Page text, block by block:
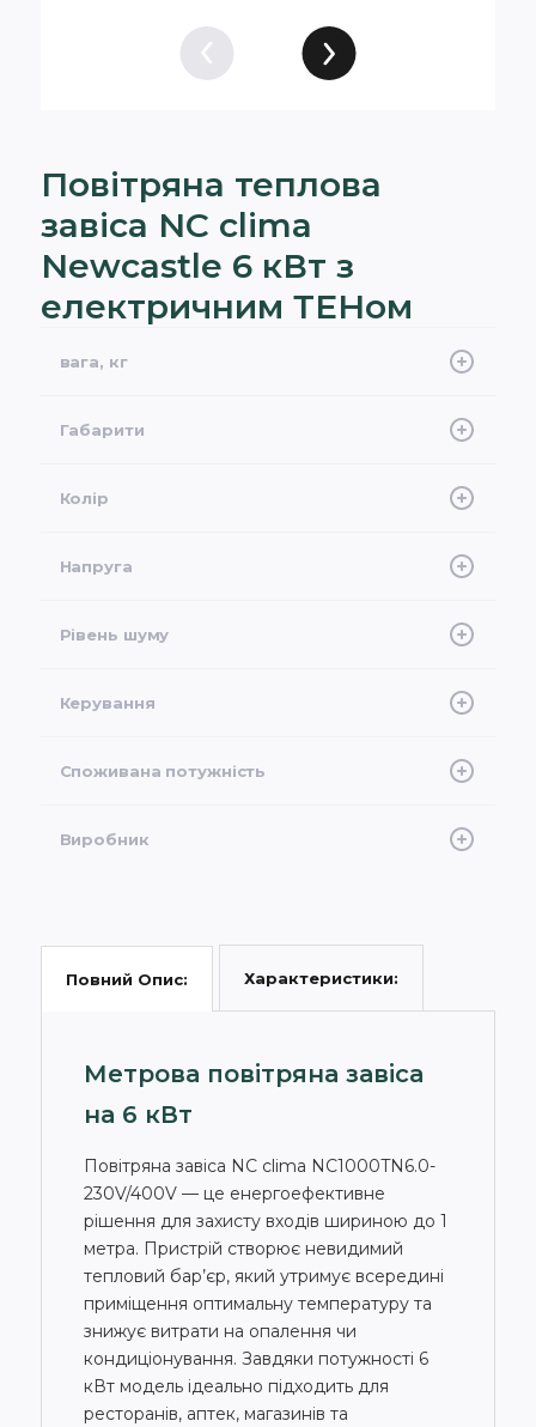
Повітряна теплова
завіса NC clima
Newcastle 6 кВт з
електричним ТЕНом
вага, кг
Габарити
Колір
Напруга
Рівень шуму
Керування
Споживана потужність
Виробник
Повний Опис: Характеристики:
Метрова повітряна завіса
на 6 кВт
Повітряна завіса NC clima NC1000TN6.0-
230V/400V — це енергоефективне
рішення для захисту входів шириною до 1
метра. Пристрій створює невидимий
тепловий бар’єр, який утримує всередині
приміщення оптимальну температуру та
знижує витрати на опалення чи
кондиціонування. Завдяки потужності 6
кВт модель ідеально підходить для
ресторанів, аптек, магазинів та